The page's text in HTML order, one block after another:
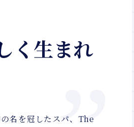
く生まれ
名を冠したスパ、The